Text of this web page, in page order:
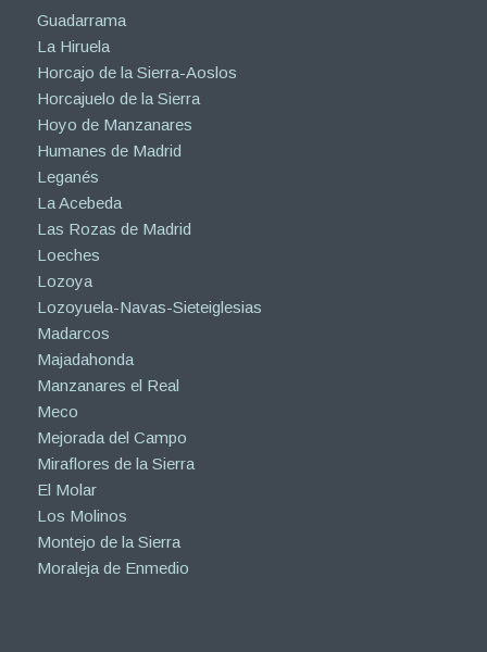
Guadarrama
La Hiruela
Horcajo de la Sierra-Aoslos
Horcajuelo de la Sierra
Hoyo de Manzanares
Humanes de Madrid
Leganés
La Acebeda
Las Rozas de Madrid
Loeches
Lozoya
Lozoyuela-Navas-Sieteiglesias
Madarcos
Majadahonda
Manzanares el Real
Meco
Mejorada del Campo
Miraflores de la Sierra
El Molar
Los Molinos
Montejo de la Sierra
Moraleja de Enmedio